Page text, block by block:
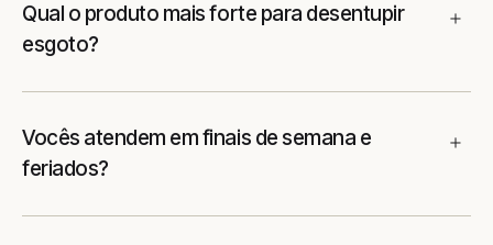
Qual o produto mais forte para desentupir
esgoto?
Vocês atendem em finais de semana e
feriados?